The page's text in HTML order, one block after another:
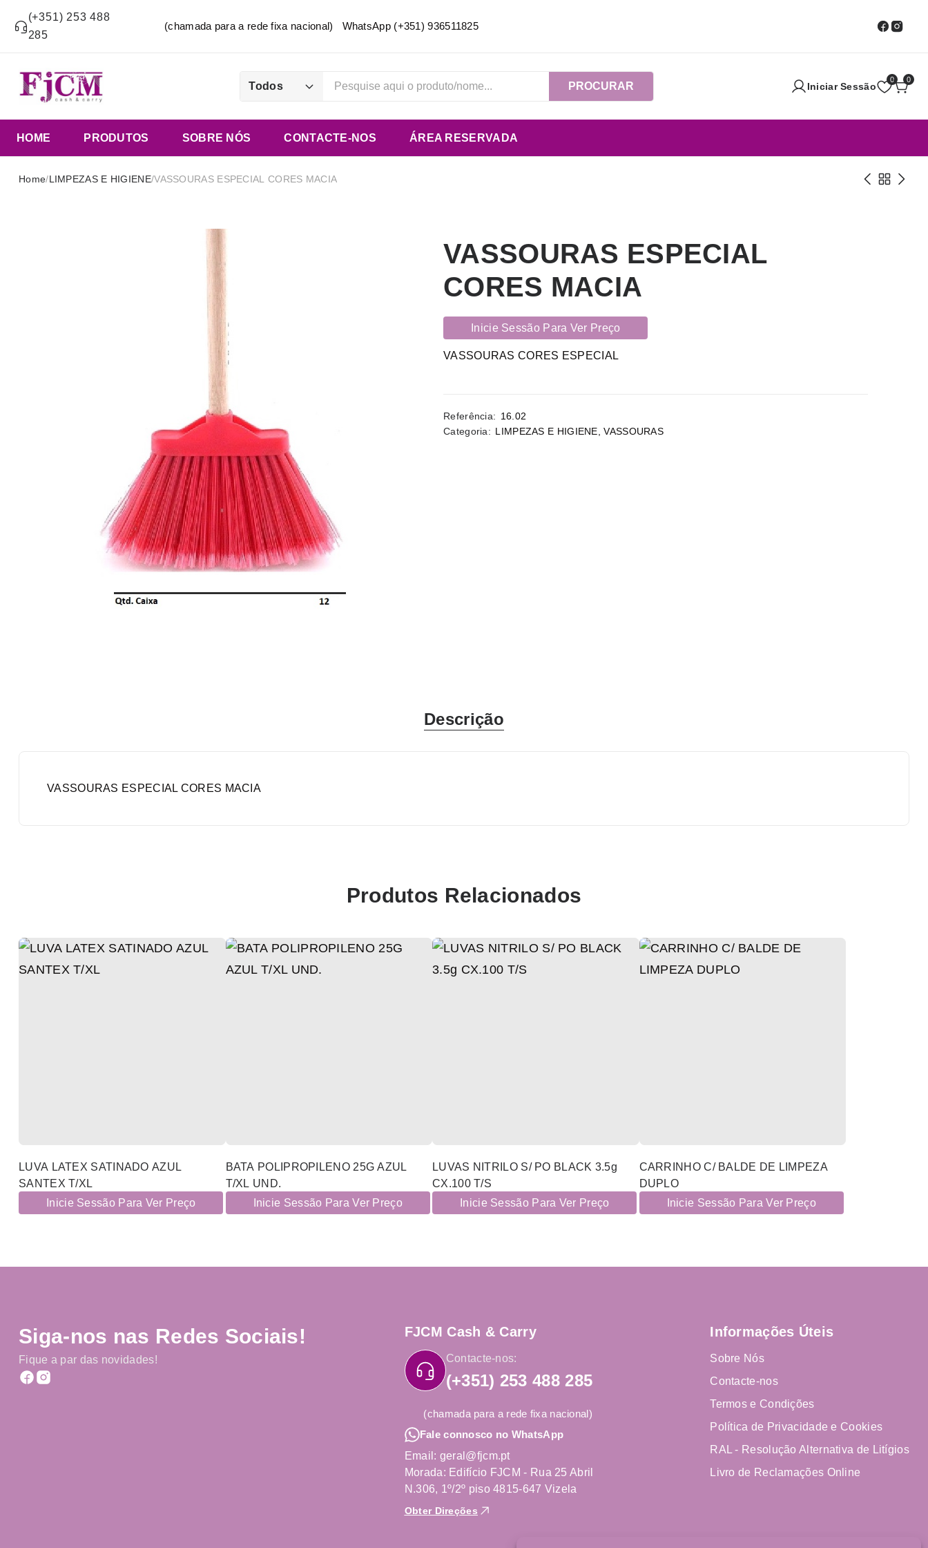
(+351) 253 488
285
(chamada para a rede fixa nacional) WhatsApp (+351) 936511825
Todos PROCURAR Iniciar Sessão
0 0
HOME PRODUTOS SOBRE NÓS CONTACTE-NOS ÁREA RESERVADA
Home/LIMPEZAS E HIGIENE/VASSOURAS ESPECIAL CORES MACIA
VASSOURAS ESPECIAL
CORES MACIA
Inicie Sessão Para Ver Preço
VASSOURAS CORES ESPECIAL
Referência: 16.02
Categoria: LIMPEZAS E HIGIENE ,VASSOURAS
Descrição
VASSOURAS ESPECIAL CORES MACIA
Produtos Relacionados
LUVA LATEX SATINADO AZUL
SANTEX T/XL
Inicie Sessão Para Ver Preço
BATA POLIPROPILENO 25G AZUL
T/XL UND.
Inicie Sessão Para Ver Preço
LUVAS NITRILO S/ PO BLACK 3.5g
CX.100 T/S
Inicie Sessão Para Ver Preço
CARRINHO C/ BALDE DE LIMPEZA
DUPLO
Inicie Sessão Para Ver Preço
Siga-nos nas Redes Sociais!
Fique a par das novidades!
FJCM Cash & Carry
Contacte-nos:
(+351) 253 488 285
(chamada para a rede fixa nacional)
Fale connosco no WhatsApp
Email: geral@fjcm.pt
Morada: Edifício FJCM - Rua 25 Abril
N.306, 1º/2º piso 4815-647 Vizela
Obter Direções
Informações Úteis
Sobre Nós
Contacte-nos
Termos e Condições
Política de Privacidade e Cookies
RAL - Resolução Alternativa de Litígios
Livro de Reclamações Online